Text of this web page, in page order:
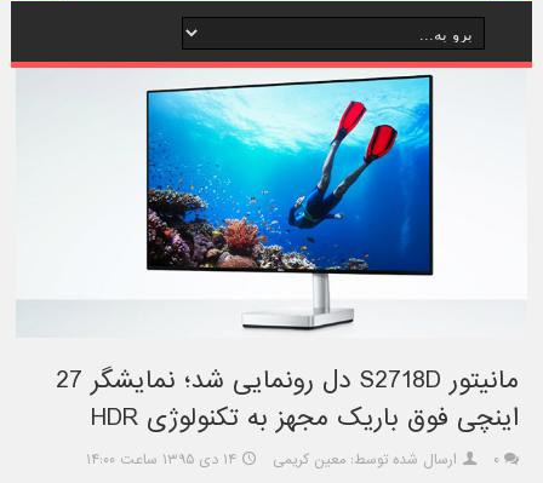
مانیتور S2718D دل رونمایی شد؛ نمایشگر 27
اینچی فوق باریک مجهز به تکنولوژی HDR
۰ ارسال شده توسط: معین کریمی ۱۴ دی ۱۳۹۵ ساعت ۱۴:۰۰